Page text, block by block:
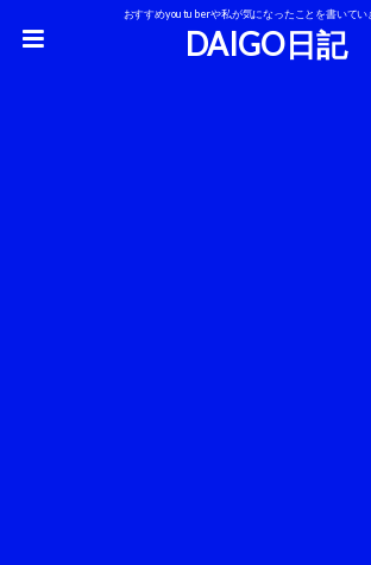
おすすめyoutuberや私が気になったことを書いてい
DAIGO日記